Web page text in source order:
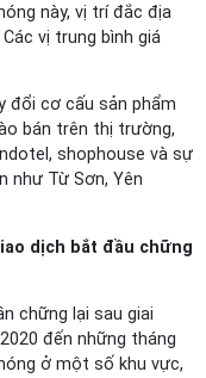
này, vị trí đắc địa
vị trung bình giá
đổi cơ cấu sản phẩm
bán trên thị trường,
shophouse và sự
như Từ Sơn, Yên
dịch bắt đầu chững
chững lại sau giai
đến những tháng
ở một số khu vực,